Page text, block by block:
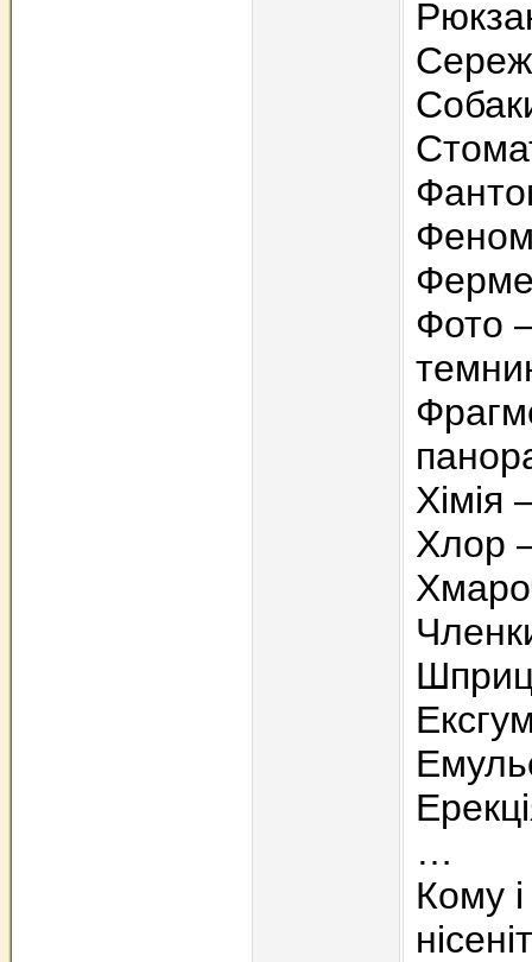
Фото
Хімія
Хлор
…
Кому